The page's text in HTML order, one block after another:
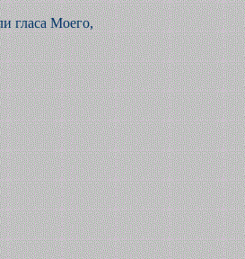
гласа Моего,